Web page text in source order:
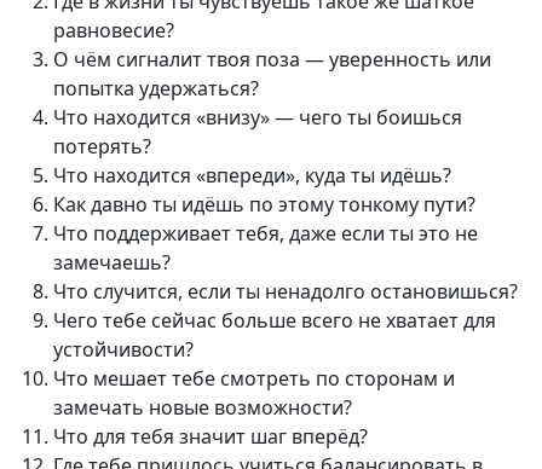
равновесие?
О чём сигналит твоя поза — уверенность или
попытка удержаться?
Что находится «внизу» — чего ты боишься
потерять?
Что находится «впереди», куда ты идёшь?
Как давно ты идёшь по этому тонкому пути?
Что поддерживает тебя, даже если ты это не
замечаешь?
Что случится, если ты ненадолго остановишься?
Чего тебе сейчас больше всего не хватает для
устойчивости?
Что мешает тебе смотреть по сторонам и
замечать новые возможности?
Что для тебя значит шаг вперёд?